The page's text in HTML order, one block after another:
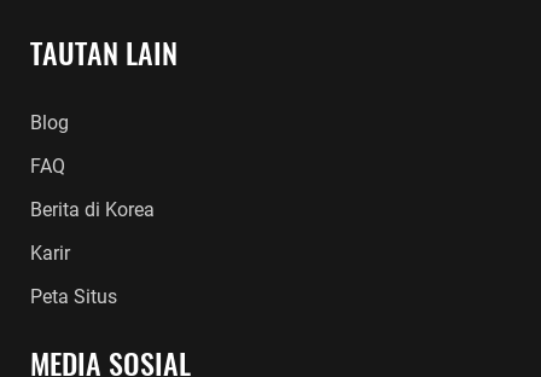
TAUTAN LAIN
Blog
FAQ
Berita di Korea
Karir
Peta Situs
MEDIA SOSIAL